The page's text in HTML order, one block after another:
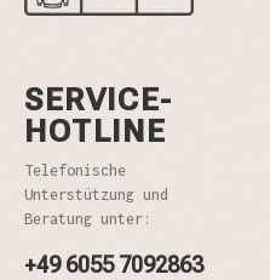
SERVICE-
HOTLINE
Telefonische
Unterstützung und
Beratung unter:
+49 6055 7092863